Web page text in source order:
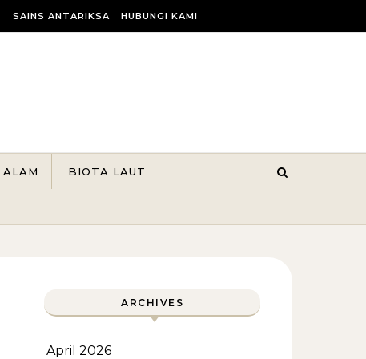
SAINS ANTARIKSA HUBUNGI KAMI
ALAM BIOTA LAUT
ARCHIVES
April 2026